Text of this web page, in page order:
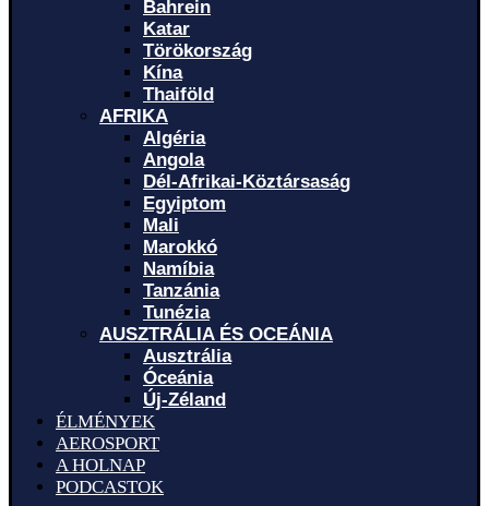
Bahrein
Katar
Törökország
Kína
Thaiföld
AFRIKA
Algéria
Angola
Dél-Afrikai-Köztársaság
Egyiptom
Mali
Marokkó
Namíbia
Tanzánia
Tunézia
AUSZTRÁLIA ÉS OCEÁNIA
Ausztrália
Óceánia
Új-Zéland
ÉLMÉNYEK
AEROSPORT
A HOLNAP
PODCASTOK